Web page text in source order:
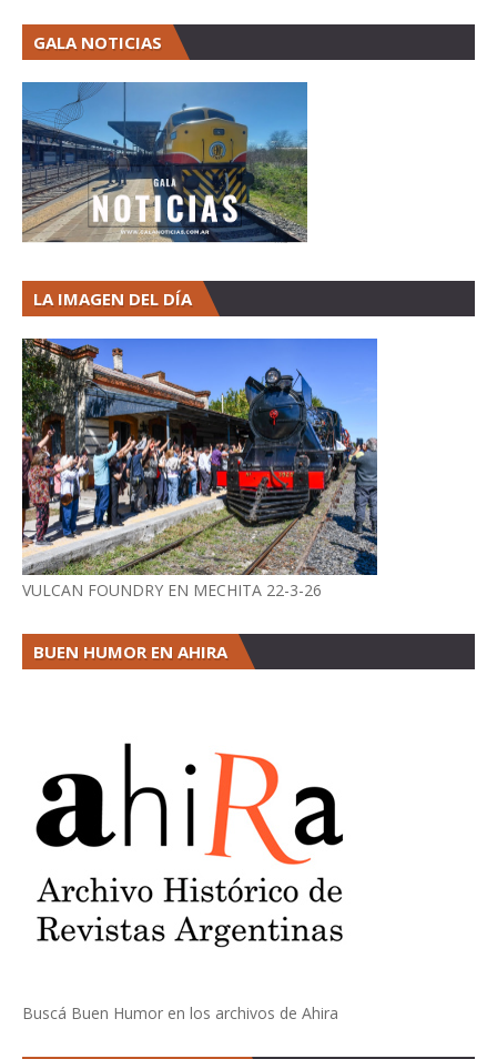
GALA NOTICIAS
LA IMAGEN DEL DÍA
VULCAN FOUNDRY EN MECHITA 22-3-26
BUEN HUMOR EN AHIRA
Buscá Buen Humor en los archivos de Ahira